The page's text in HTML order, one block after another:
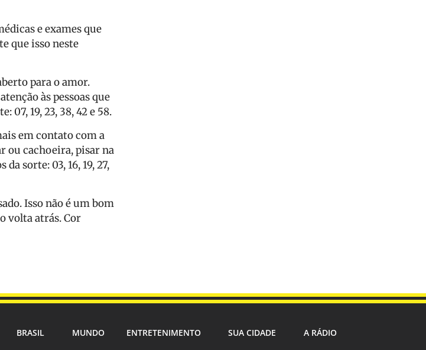
e exames que
que isso neste
para o amor.
às pessoas que
07, 19, 23, 38, 42 e 58.
em contato com a
ou cachoeira, pisar na
sorte: 03, 16, 19, 27,
Isso não é um bom
volta atrás. Cor
BRASIL MUNDO ENTRETENIMENTO SUA CIDADE A RÁDIO